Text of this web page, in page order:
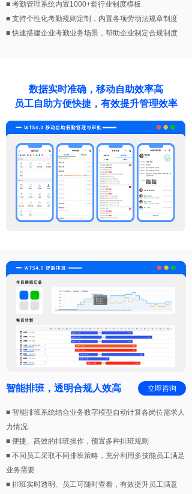
■ 考勤管理系统内置1000+套行业制度模板
■ 支持个性化考勤规则定制，内置各项劳动法规章制度
■ 快速搭建企业考勤业务场景，帮助企业制定合规制度
数据实时准确，移动自助效率高
员工自助方便快捷，有效提升管理效率
■ 智能排班系统结合业务数字模型自动计算各岗位需求人
力情况
■ 便捷、高效的排班操作，预置多种排班规则
■ 不同员工采取不同排班策略，充分利用多技能员工满足
业务需要
■ 排班实时透明、员工可随时查看，有效提升员工满意
智能排班，透明合规人效高 立即咨询